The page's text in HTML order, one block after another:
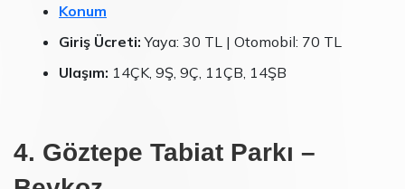
Konum
Giriş Ücreti:Yaya: 30 TL | Otomobil: 70 TL
Ulaşım: 14ÇK, 9Ş, 9Ç, 11ÇB, 14ŞB
4. Göztepe Tabiat Parkı –